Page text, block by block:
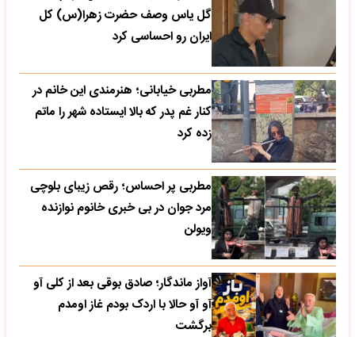
گل یاس وصف حضرت زهرا(س) کل
ایران رو احساسی کرد
مطربی خیابانی؛ هنرمندی این خانم در
کنار غم پدر که بالا ایستاده شهر را ماتم
زده کرد
مطربی پر احساس؛ رقص زیبای بلوچی
مرد جوان در بی خبری خانوم نوازنده
ویولن
آواز ماندگار؛ صادق بوقی بعد از کلی آو
آو آو حالا با اردک بودم غاز اومدم
برگشت